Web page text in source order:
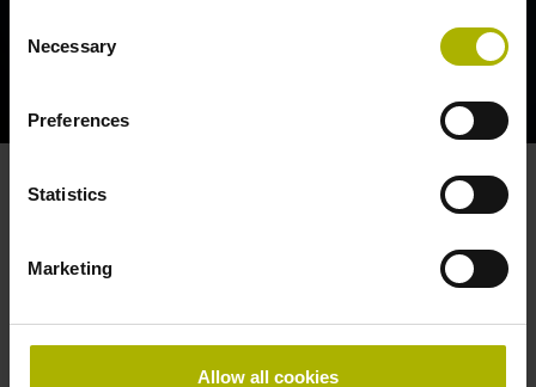
Selection
Necessary
Preferences
Statistics
Marketing
Allow all cookies
HEIDENHAIN产品可节省多少时间和降